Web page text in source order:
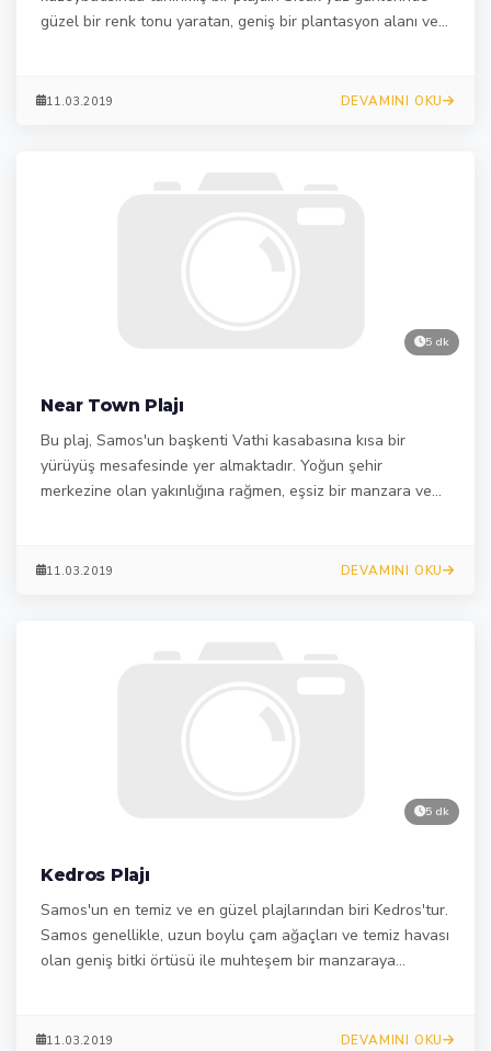
güzel bir renk tonu yaratan, geniş bir plantasyon alanı ve
11.03.2019 DEVAMINI OKU
5 dk
Near Town Plajı
Bu plaj, Samos'un başkenti Vathi kasabasına kısa bir
yürüyüş mesafesinde yer almaktadır. Yoğun şehir
merkezine olan yakınlığına rağmen, eşsiz bir manzara ve
11.03.2019 DEVAMINI OKU
5 dk
Kedros Plajı
Samos'un en temiz ve en güzel plajlarından biri Kedros'tur.
Samos genellikle, uzun boylu çam ağaçları ve temiz havası
olan geniş bitki örtüsü ile muhteşem bir manzaraya
11.03.2019 DEVAMINI OKU